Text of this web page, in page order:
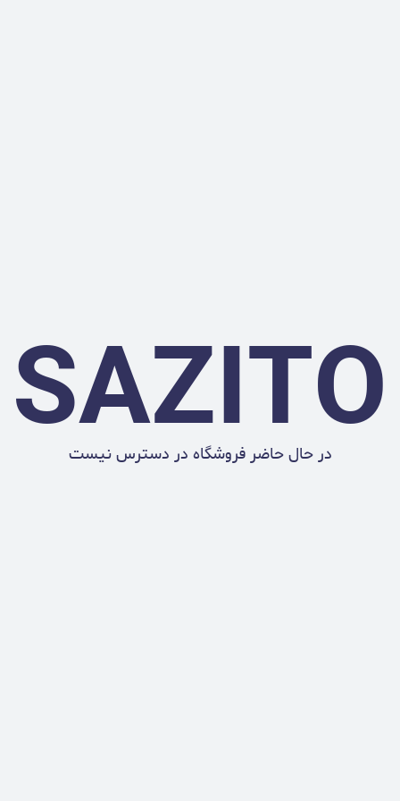
SAZITO
در حال حاضر فروشگاه در دسترس نیست